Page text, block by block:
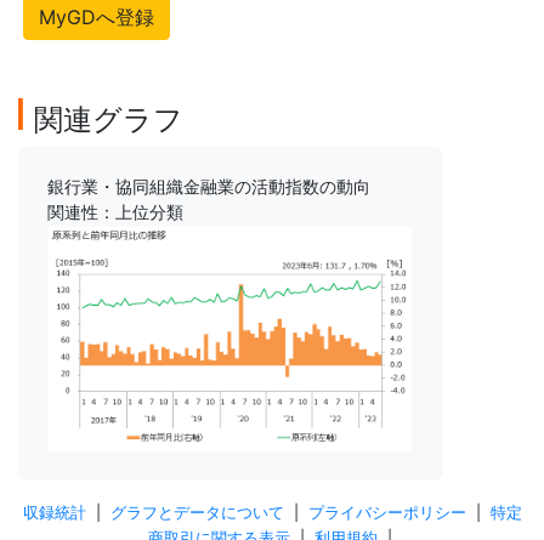
MyGDへ登録
関連グラフ
銀行業・協同組織金融業の活動指数の動向
関連性：上位分類
収録統計| グラフとデータについて プライバシーポリシー
特定